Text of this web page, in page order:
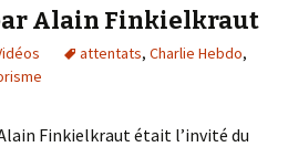
Alain Finkielkraut
attentats, Charlie Hebdo,
Finkielkraut était l’invité du